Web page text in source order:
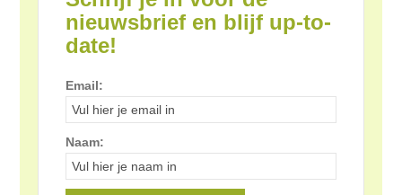
nieuwsbrief en blijf up-to-
date!
Email:
Naam: